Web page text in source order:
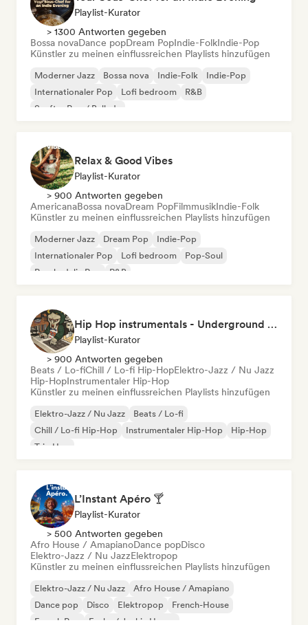
Playlist-Kurator
> 1300 Antworten gegeben
Bossa novaDance popDream PopIndie-FolkIndie-Pop
Künstler zu meinen einflussreichen Playlists hinzufügen
Moderner Jazz Bossa nova Indie-Folk
Indie-Pop
Internationaler Pop
Lofi bedroom
R&B
Sanfter Pop / Ballade
Relax & Good Vibes
Playlist-Kurator
> 900 Antworten gegeben
AmericanaBossa novaDream PopFilmmusikIndie-Folk
Künstler zu meinen einflussreichen Playlists hinzufügen
Moderner Jazz Dream Pop
Indie-Pop
Internationaler Pop
Lofi bedroom
Pop-Soul
Psychedelic Pop
R&B
Hip Hop instrumentals - Underground boombap & Lo Fi Hip Hop (by Snaap)
Playlist-Kurator
> 900 Antworten gegeben
Beats / Lo-fiChill / Lo-fi Hip-HopElektro-Jazz / Nu Jazz
Hip-HopInstrumentaler Hip-Hop
Künstler zu meinen einflussreichen Playlists hinzufügen
Elektro-Jazz / Nu Jazz
Beats / Lo-fi
Chill / Lo-fi Hip-Hop
Instrumentaler Hip-Hop
Hip-Hop
Trip Hop
L’Instant Apéro 🍸
Playlist-Kurator
> 500 Antworten gegeben
Afro House / AmapianoDance popDisco
Elektro-Jazz / Nu JazzElektropop
Künstler zu meinen einflussreichen Playlists hinzufügen
Elektro-Jazz / Nu Jazz
Afro House / Amapiano
Dance pop
Disco Elektropop
French-House
French Pop
Funky / Jackin House